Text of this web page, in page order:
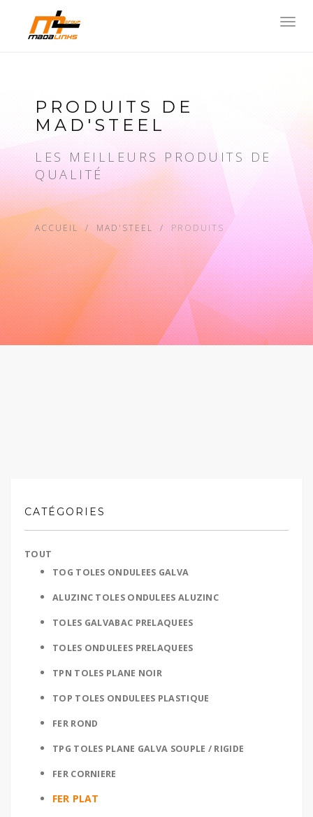
PRODUITS DE
MAD'STEEL
LES MEILLEURS PRODUITS DE
QUALITÉ
ACCUEIL MAD'STEEL PRODUITS
CATÉGORIES
TOUT
TOG TOLES ONDULEES GALVA
ALUZINC TOLES ONDULEES ALUZINC
TOLES GALVABAC PRELAQUEES
TOLES ONDULEES PRELAQUEES
TPN TOLES PLANE NOIR
TOP TOLES ONDULEES PLASTIQUE
FER ROND
TPG TOLES PLANE GALVA SOUPLE / RIGIDE
FER CORNIERE
FER PLAT